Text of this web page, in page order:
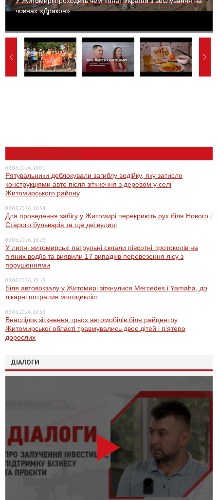
човнах «Дракон»
НОВИНИ ЖИТОМИРА
08.08.2026, 18:01
Рятувальники деблокували загиблу водійку, яку затисло
конструкціями авто після зіткнення з деревом у селі
Житомирського району
08.08.2026, 16:54
Для проведення забігу у Житомирі перекриють рух біля Нового і
Старого бульварів та ще дві вулиці
08.08.2026, 16:26
У липні житомирські патрульні склали півсотні протоколів на
пʼяних водіїв та виявили 17 випадків перевезення лісу з
порушеннями
08.08.2026, 15:13
Біля автовокзалу у Житомирі зіткнулися Mercedes і Yamaha, до
лікарні потрапив мотоцикліст
08.08.2026, 12:38
Внаслідок зіткнення трьох автомобілів біля райцентру
Житомирської області травмувались двоє дітей і пʼятеро
дорослих
ДІАЛОГИ